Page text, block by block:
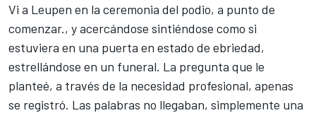
Vi a Leupen en la ceremonia del podio, a punto de
comenzar., y acercándose sintiéndose como si
estuviera en una puerta en estado de ebriedad,
estrellándose en un funeral. La pregunta que le
planteé, a través de la necesidad profesional, apenas
se registró. Las palabras no llegaban, simplemente una